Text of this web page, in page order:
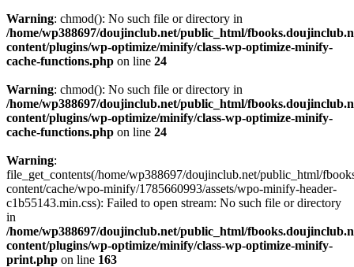
Warning: chmod(): No such file or directory in
/home/wp388697/doujinclub.net/public_html/
content/plugins/wp-optimize/minify/class-wp-optimize-minify-
cache-functions.php on line 24
Warning: chmod(): No such file or directory in
/home/wp388697/doujinclub.net/public_html/
content/plugins/wp-optimize/minify/class-wp-optimize-minify-
cache-functions.php on line 24
Warning:
file_get_contents(/home/wp388697/doujinclub.net/public_html/
content/cache/wpo-minify/1785660993/assets/wpo-minify-header-
c1b55143.min.css): Failed to open stream: No such file or directory
in
/home/wp388697/doujinclub.net/public_html/
content/plugins/wp-optimize/minify/class-wp-optimize-minify-
print.php on line 163